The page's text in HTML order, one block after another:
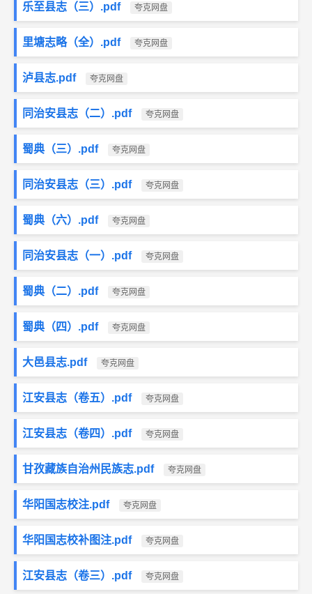
乐至县志（三）.pdf 夸克网盘
里塘志略（全）.pdf 夸克网盘
泸县志.pdf 夸克网盘
同治安县志（二）.pdf 夸克网盘
蜀典（三）.pdf 夸克网盘
同治安县志（三）.pdf 夸克网盘
蜀典（六）.pdf 夸克网盘
同治安县志（一）.pdf 夸克网盘
蜀典（二）.pdf 夸克网盘
蜀典（四）.pdf 夸克网盘
大邑县志.pdf 夸克网盘
江安县志（卷五）.pdf 夸克网盘
江安县志（卷四）.pdf 夸克网盘
甘孜藏族自治州民族志.pdf 夸克网盘
华阳国志校注.pdf 夸克网盘
华阳国志校补图注.pdf 夸克网盘
江安县志（卷三）.pdf 夸克网盘